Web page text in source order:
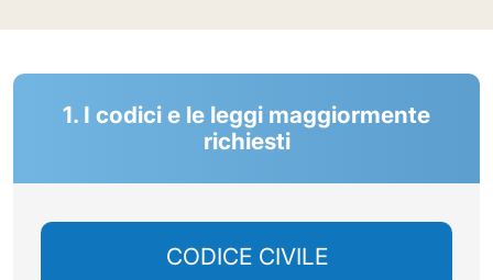
1. I codici e le leggi maggiormente
richiesti
CODICE CIVILE